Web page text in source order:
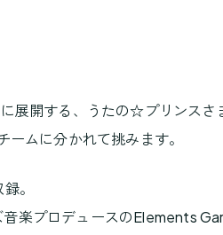
展開する、うたの☆プリンス
ムに分かれて挑みます。
。
楽プロデュースのElements